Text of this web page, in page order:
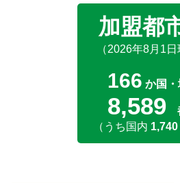
加盟都
（2026年8月1日
166 か国・
8,589
（うち国内 1,740